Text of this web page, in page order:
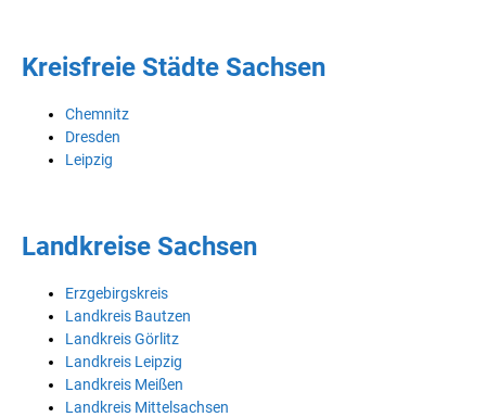
Kreisfreie Städte Sachsen
Chemnitz
Dresden
Leipzig
Landkreise Sachsen
Erzgebirgskreis
Landkreis Bautzen
Landkreis Görlitz
Landkreis Leipzig
Landkreis Meißen
Landkreis Mittelsachsen